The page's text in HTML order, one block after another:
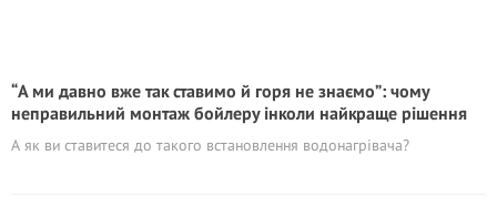
“А ми давно вже так ставимо й горя не знаємо”: чому
неправильний монтаж бойлеру інколи найкраще рішення
А як ви ставитеся до такого встановлення водонагрівача?